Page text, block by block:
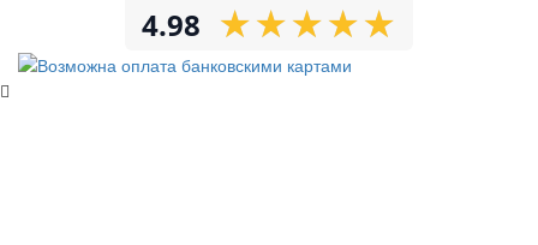
4.98 ★
★★
★★
★★
★★
★